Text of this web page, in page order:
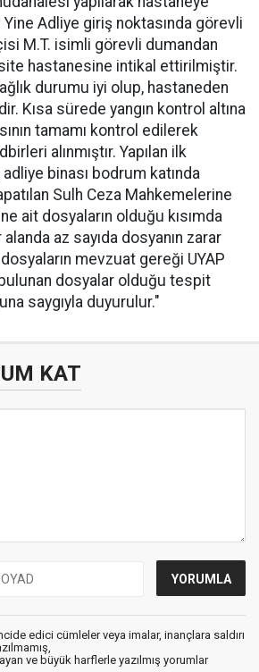
Yine Adliye giriş noktasında görevli
M.T. isimli görevli dumandan
hastanesine intikal ettirilmiştir.
durumu iyi olup, hastaneden
Kısa sürede yangın kontrol altına
tamamı kontrol edilerek
alınmıştır. Yapılan ilk
adliye binası bodrum katında
Sulh Ceza Mahkemelerine
ait dosyaların olduğu kısımda
alanda az sayıda dosyanın zarar
mevzuat gereği UYAP
dosyalar olduğu tespit
saygıyla duyurulur."
KAT
edici cümleler veya imalar, inançlara saldırı
ve büyük harflerle yazılmış yorumlar